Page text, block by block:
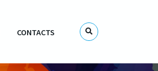
CONTACTS